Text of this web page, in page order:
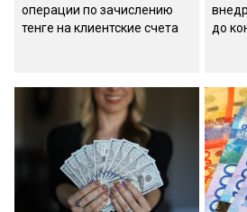
операции по зачислению
тенге на клиентские счета
до